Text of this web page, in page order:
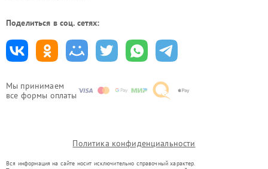
Мы принимаем
все формы оплаты
Поделиться в соц. сетях:
Политика конфиденциальности
Вся информация на сайте носит исключительно справочный характер.